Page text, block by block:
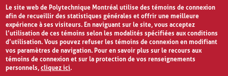
Le site web de Polytechnique Montréal utilise des témoins de connexion
afin de recueillir des statistiques générales et offrir une meilleure
expérience à ses visiteurs. En naviguant sur le site, vous acceptez
l’utilisation de ces témoins selon les modalités spécifiées aux conditions
d’utilisation. Vous pouvez refuser les témoins de connexion en modifiant
vos paramètres de navigation. Pour en savoir plus sur le recours aux
témoins de connexion et sur la protection de vos renseignements
personnels,cliquez ici.